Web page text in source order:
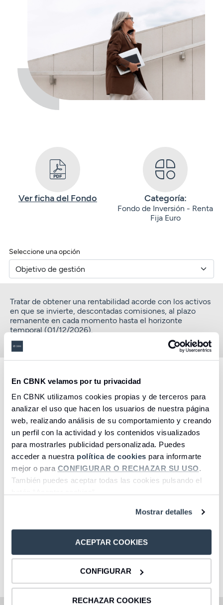
En CBNK velamos por tu privacidad
En CBNK utilizamos cookies propias y de terceros para
analizar el uso que hacen los usuarios de nuestra página
web, realizando análisis de su comportamiento y creando
un perfil con la actividad y los contenidos visualizados
para mostrarles publicidad personalizada. Puedes
acceder a nuestra política de cookies para informarte
mejor o para CONFIGURAR O RECHAZAR SU USO.
También puedes aceptar todas las cookies pulsando el
Mostrar detalles
ACEPTAR COOKIES
CONFIGURAR
RECHAZAR COOKIES
Servicios
Expatriados
Servicios
ES
Ver ficha del Fondo Categoría:
Fondo de Inversión - Renta
Fija Euro
Seleccione una opción
Tratar de obtener una rentabilidad acorde con los activos
en que se invierte, descontadas comisiones, al plazo
remanente en cada momento hasta el horizonte
temporal (01/12/2026).
Descubre otros productos y
servicios creados para ayudarte
2345678